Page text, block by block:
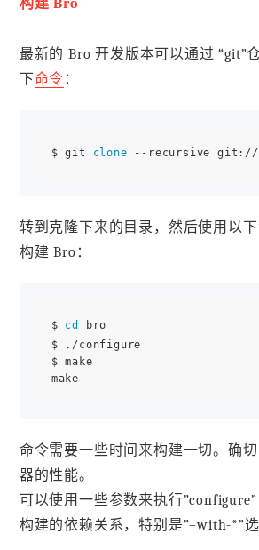
构建 Bro
最新的 Bro 开发版本可以通过 “git”
下命令 ：
$ git clone
转到克隆下来的目录，然后使用以
构建 Bro：
$ cd
bro
$ ./configure
$ make
命令需要一些时间来构建一切。确
器的性能。
可以使用一些参数来执行”configure”
构建的依赖关系，特别是”–with-*”选